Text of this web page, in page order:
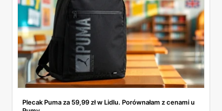
Plecak Puma za 59,99 zł w Lidlu. Porównałam z cenami u